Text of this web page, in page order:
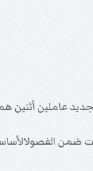
عاملين أثنين
ضمن